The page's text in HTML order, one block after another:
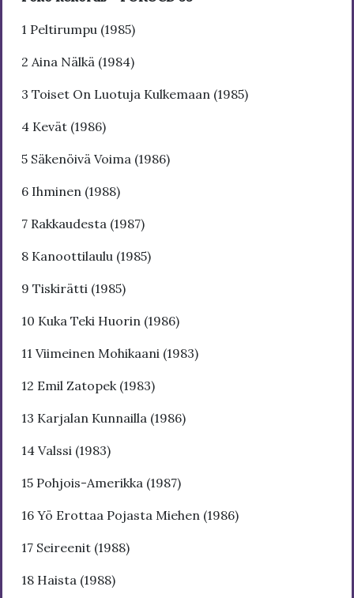
1 Peltirumpu (1985)
2 Aina Nälkä (1984)
3 Toiset On Luotuja Kulkemaan (1985)
4 Kevät (1986)
5 Säkenöivä Voima (1986)
6 Ihminen (1988)
7 Rakkaudesta (1987)
8 Kanoottilaulu (1985)
9 Tiskirätti (1985)
10 Kuka Teki Huorin (1986)
11 Viimeinen Mohikaani (1983)
12 Emil Zatopek (1983)
13 Karjalan Kunnailla (1986)
14 Valssi (1983)
15 Pohjois-Amerikka (1987)
16 Yö Erottaa Pojasta Miehen (1986)
17 Seireenit (1988)
18 Haista (1988)